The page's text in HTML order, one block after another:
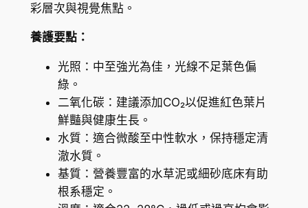
彩層次與視覺焦點。
養護要點：
光照：中至強光為佳，光線不足葉色偏
綠。
二氧化碳：建議添加CO₂以促進紅色葉片
鮮豔與健康生長。
水質：適合微酸至中性軟水，保持穩定清
澈水質。
基質：營養豐富的水草泥或細砂底床有助
根系穩定。